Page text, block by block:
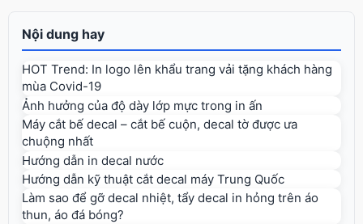
Nội dung hay
HOT Trend: In logo lên khẩu trang vải tặng khách hàng
mùa Covid-19
Ảnh hưởng của độ dày lớp mực trong in ấn
Máy cắt bế decal – cắt bế cuộn, decal tờ được ưa
chuộng nhất
Hướng dẫn in decal nước
Hướng dẫn kỹ thuật cắt decal máy Trung Quốc
Làm sao để gỡ decal nhiệt, tẩy decal in hỏng trên áo
thun, áo đá bóng?